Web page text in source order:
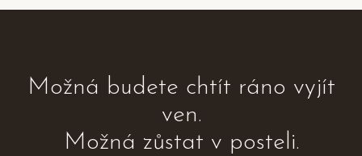
Možná budete chtít ráno vyjít
ven.
Možná zůstat v posteli.